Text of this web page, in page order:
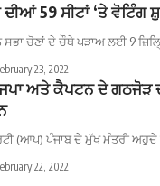
59 ਸੀਟਾਂ ‘ਤੇ ਵੋਟਿੰਗ
ਸਭਾ ਚੋਣਾਂ ਦੇ ਚੌਥੇ ਪੜਾਅ ਲਈ 9
23, 2022
ਅਤੇ ਕੈਪਟਨ ਦੇ ਗਠਜੋੜ
(ਆਪ) ਪੰਜਾਬ ਦੇ ਮੁੱਖ ਮੰਤਰੀ ਅਹੁਦੇ
22, 2022